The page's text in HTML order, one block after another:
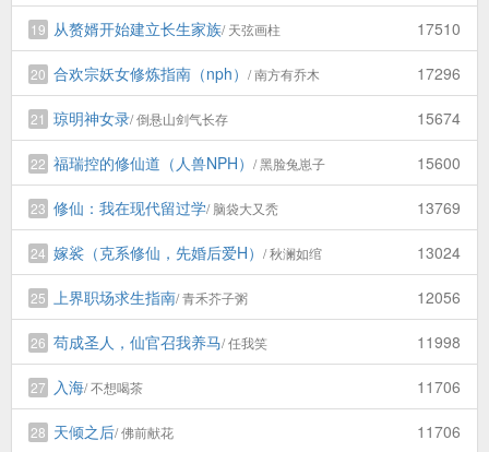
19 从赘婿开始建立长生家族/ 天弦画柱 17510
20 合欢宗妖女修炼指南（nph） / 南方有乔木 17296
21 琼明神女录/ 倒悬山剑气长存 15674
22 福瑞控的修仙道（人兽NPH） / 黑脸兔崽子 15600
23 修仙：我在现代留过学/ 脑袋大又秃 13769
24 嫁裟（克系修仙，先婚后爱H） / 秋澜如绾 13024
25 上界职场求生指南/ 青禾芥子粥 12056
26 苟成圣人，仙官召我养马/ 任我笑 11998
27 入海/ 不想喝茶 11706
28 天倾之后/ 佛前献花 11706